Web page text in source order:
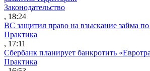
Законодательство
, 18:24
ВС защитил право на взыскание займа по
Практика
, 17:11
Сбербанк планирует банкротить
Практика